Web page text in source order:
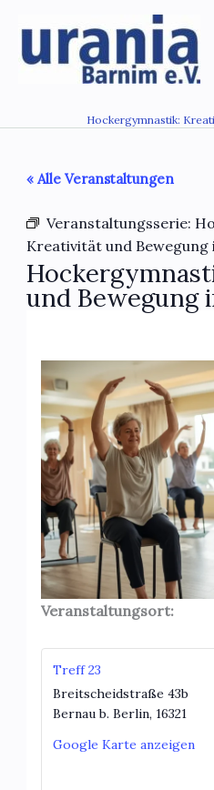
Inhalt
springen
Hockergymnastik:
« Alle Veranstaltungen
Veranstaltungsserie:
Kreativität und Bewegung
und Bewegung
Veranstaltungsort:
Treff 23
Breitscheidstraße 43b
Bernau b. Berlin, 16321
Google Karte anzeigen